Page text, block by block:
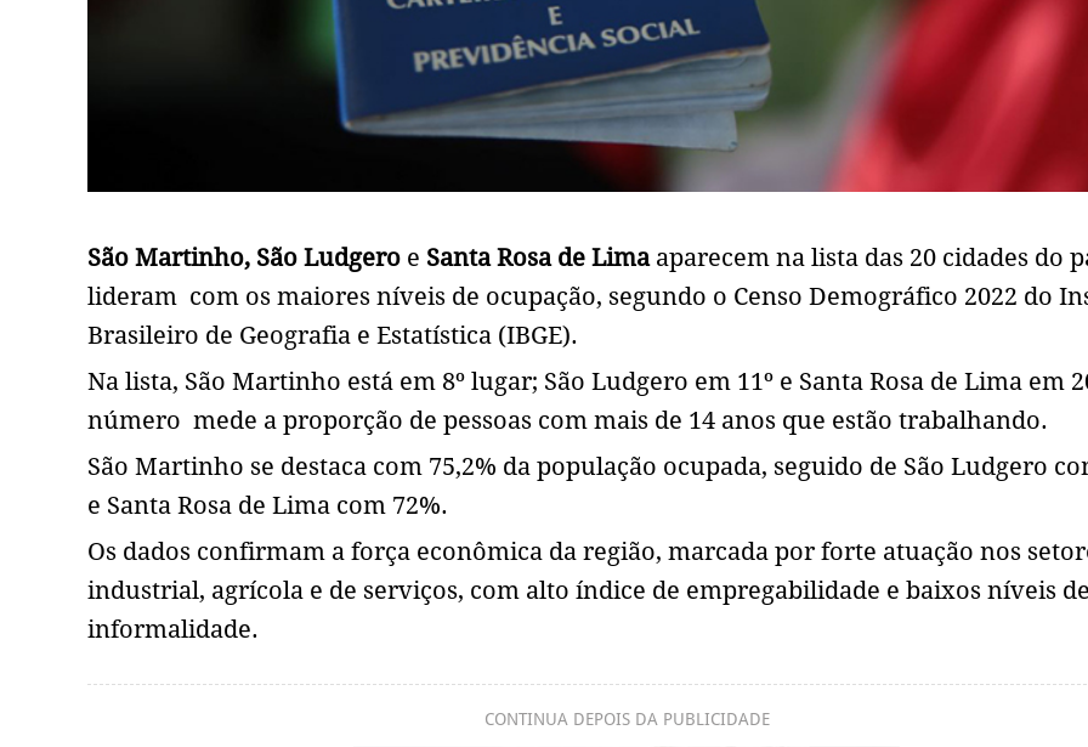
São Martinho, São Ludgero e Santa Rosa de Limaaparecem na lista das 20 cidades do
lideram com os maiores níveis de ocupação, segundo o Censo Demográfico 2022 do
Brasileiro de Geografia e Estatística (IBGE).
Na lista, São Martinho está em 8º lugar; São Ludgero em 11º e Santa Rosa de Lima em
número mede a proporção de pessoas com mais de 14 anos que estão trabalhando.
São Martinho se destaca com 75,2% da população ocupada, seguido de São Ludgero
e Santa Rosa de Lima com 72%.
Os dados confirmam a força econômica da região, marcada por forte atuação nos
industrial, agrícola e de serviços, com alto índice de empregabilidade e baixos níveis
informalidade.
CONTINUA DEPOIS DA PUBLICIDADE